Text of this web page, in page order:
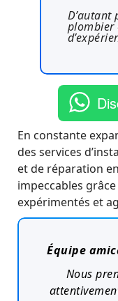
D’autant
plombier
En constante
des services
et de réparation
impeccables
expérimentés et
Équipe
Nous